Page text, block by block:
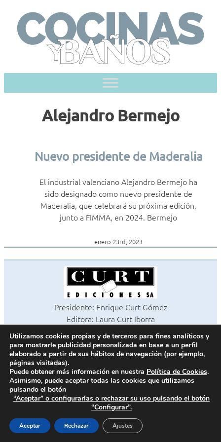
content
Alejandro Bermejo
Nuevo presidente de Maderalia
El industrial valenciano Alejandro Bermejo ha
sido designado como nuevo presidente de
Maderalia, que celebrará su próxima edición,
junto a FIMMA, en 2024. Bermejo
enero 23rd, 2023
Presidente: Enrique Curt Gómez
Editora: Laura Curt Iborra
Todos los derechos reservados
Paseo de Gracia, 63. 1º 2ª. 08008 Barcelona -933 180 101
Fax 933 183 505
Política de cookies
Política de privacidad
Contacto
Utilizamos cookies propias y de terceros para fines analíticos y
para mostrarle publicidad personalizada en base a un perfil
elaborado a partir de sus hábitos de navegación (por ejemplo,
páginas visitadas).
Puede obtener más información en nuestra Política de Cookies.
Asimismo, puede aceptar todas las cookies que utilizamos
pulsando el botón
“Aceptar” o configurarlas o rechazar su uso pulsando el botón
“Configurar”.
Aceptar Rechazar Ajustes